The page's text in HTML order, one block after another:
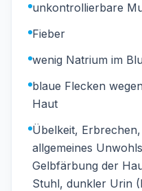
unkontrollierbare
Fieber
wenig Natrium im
blaue Flecken
Haut
Übelkeit,
allgemeines
Gelbfärbung der
Stuhl, dunkler Urin